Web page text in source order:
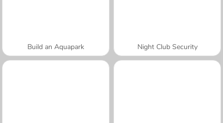
Build an Aquapark Night Club Security